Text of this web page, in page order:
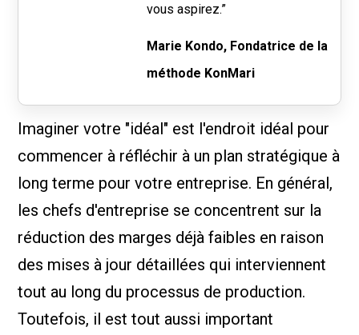
vous aspirez.”
Marie Kondo, Fondatrice de la
méthode KonMari
Imaginer votre "idéal" est l'endroit idéal pour
commencer à réfléchir à un plan stratégique à
long terme pour votre entreprise. En général,
les chefs d'entreprise se concentrent sur la
réduction des marges déjà faibles en raison
des mises à jour détaillées qui interviennent
tout au long du processus de production.
Toutefois, il est tout aussi important